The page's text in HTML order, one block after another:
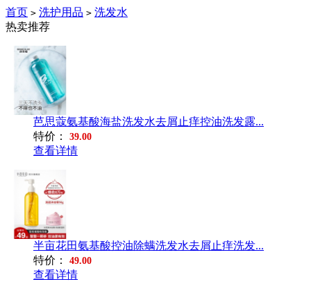
首页 > 洗护用品 > 洗发水
热卖推荐
芭思蔻氨基酸海盐洗发水去屑止痒控油洗发露...
特价：
39.00
查看详情
半亩花田氨基酸控油除螨洗发水去屑止痒洗发...
特价：
49.00
查看详情